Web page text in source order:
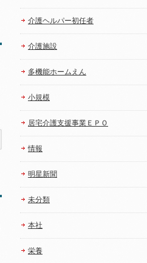
介護ヘルパー初任者
介護施設
多機能ホームえん
小規模
居宅介護支援事業ＥＰＯ
情報
明星新聞
未分類
本社
栄養